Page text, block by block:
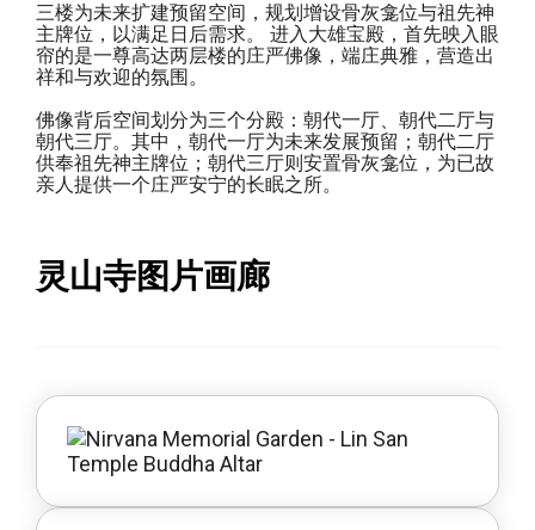
三楼为未来扩建预留空间，规划增设骨灰龛位与祖先神
主牌位，以满足日后需求。 进入大雄宝殿，首先映入眼
帘的是一尊高达两层楼的庄严佛像，端庄典雅，营造出
祥和与欢迎的氛围。
佛像背后空间划分为三个分殿：朝代一厅、朝代二厅与
朝代三厅。其中，朝代一厅为未来发展预留；朝代二厅
供奉祖先神主牌位；朝代三厅则安置骨灰龛位，为已故
亲人提供一个庄严安宁的长眠之所。
灵山寺图片画廊